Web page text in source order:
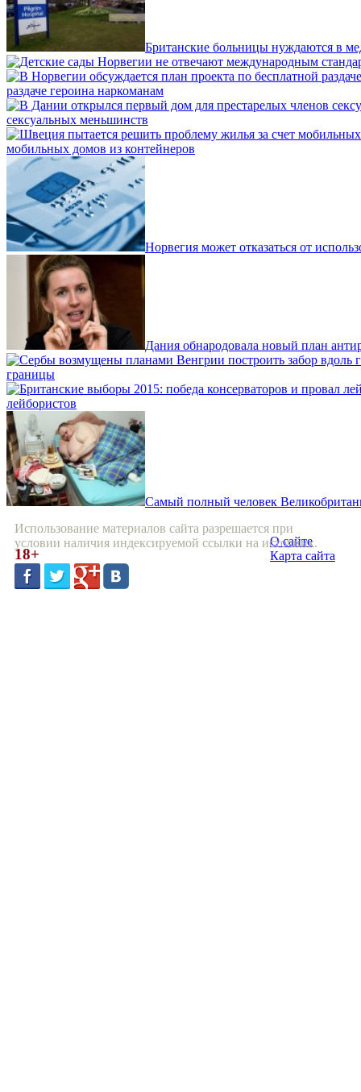
Британские больницы нуждаются в
раздаче героина наркоманам
сексуальных меньшинств
мобильных домов из контейнеров
Норвегия может отказаться от
Дания обнародовала новый план
границы
лейбористов
Самый полный человек
Использование материалов сайта разрешается при
условии наличия индексируемой ссылки на источник.
18+
О сайте
Карта сайта